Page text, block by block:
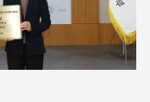
SDG 13 - 기후변화에 대한 영
SDG 14 - 해양, 바다, 해양자원
SDG 15 - 육지생태계 보존과